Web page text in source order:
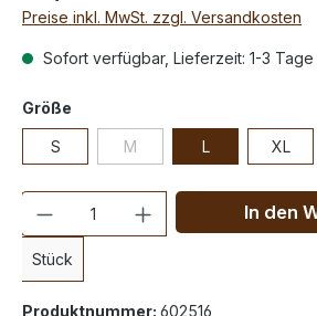
Preise inkl. MwSt. zzgl. Versandkosten
Sofort verfügbar, Lieferzeit: 1-3 Tage
Größe
S M L XL
Anzahl
Stück
In den
Produktnummer: 602516